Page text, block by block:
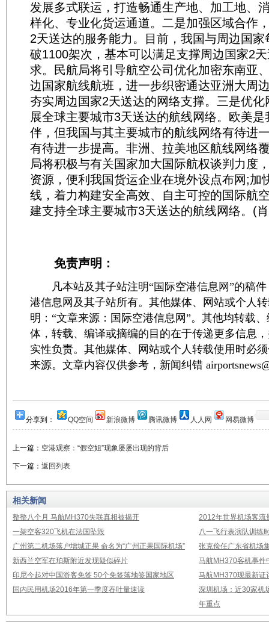
发展多式联运，打造畅通生产地、加工地、
样化、专业化货运通道。二是加强区域合作
2天送达的服务能力。目前，我国与周边国
破1100架次，基本可以满足支撑周边国家2
求。民航局将引导航空公司优化加密东南亚
边国家航线航班，进一步织密通达亚洲大周
夯实周边国家2天送达的网络支撑。三是优
展全球主要城市3天送达的航线网络。欧美
伴，但我国与其主要城市的航线网络有待进
有待进一步提高。非洲、拉美地区航线网络
局将积极与有关国家加大国际航权谈判力度
资源，便利我国货运企业在境外设点布网;加
线，着力构建安全高效、自主可控的国际航
建支持全球主要城市3天送达的航线网络。(
免责声明：
凡本站及其子站注明“国际空港信息网”的稿件
港信息网及其子站所有。其他媒体、网站或个人
明：“文章来源：国际空港信息网”。其他均转载
体，转载、编译或摘编的目的在于传递更多信息
实性负责。其他媒体、网站或个人转载使用时必
来源。文章内容仅供参考，新闻纠错
分享到： QQ空间 新浪微博 腾讯微博 人人网 网易微博
上一篇： 空港观察：“假空姐”现象屡屡出现的背后
下一篇： 返回列表
相关新闻
整整八个月 马航MH370失联真相被揭开
2012年世界机场客流
一架空客320飞机在法国坠毁
八一飞行表演队训练
广州第二机场落户增城正果 命名为“广州正果国际机场”
张克俭任广东省机场
新西兰空军在珀斯附近发现疑似碎片
马航MH370客机事件
印尼今起对中国游客免签 50个免签落地签国家地区
马航MH370现最新证
国内民用机场2016年第一季度吞吐量速读
深圳机场：近30家机
年重点